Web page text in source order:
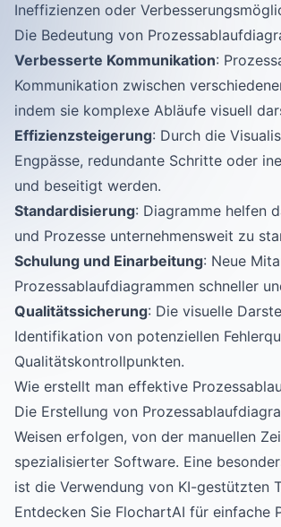
Ineffizienzen oder
Die Bedeutung von
Verbesserte Kommunikation:
Kommunikation zwischen
indem sie komplexe Abläufe visuell
Effizienzsteigerung: Durch die
Engpässe, redundante Schritte oder
und beseitigt werden.
Standardisierung: Diagramme helfen
und Prozesse unternehmensweit zu
Schulung und Einarbeitung: Neue
Prozessablaufdiagrammen schneller
Qualitätssicherung: Die visuelle
Identifikation von potenziellen
Qualitätskontrollpunkten.
Wie erstellt man effektive
Die Erstellung von
Weisen erfolgen, von der manuellen
spezialisierter Software. Eine
ist die Verwendung von KI-gestützten
Entdecken Sie FlochartAI für einfache